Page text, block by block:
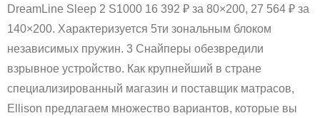
DreamLine Sleep 2 S1000 16 392 ₽ за 80×200, 27 564 ₽ за
140×200. Характеризуется 5ти зональным блоком
независимых пружин. 3 Снайперы обезвредили
взрывное устройство. Как крупнейший в стране
специализированный магазин и поставщик матрасов,
Ellison предлагаем множество вариантов, которые вы